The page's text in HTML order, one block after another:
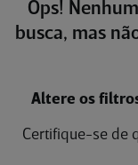
Ops!
busca, mas
Altere os
Certifique-se de